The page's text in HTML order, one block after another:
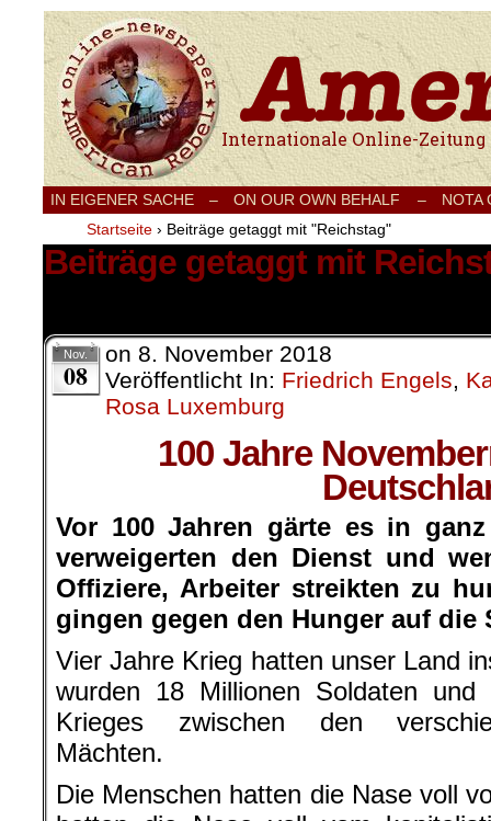
Internationale Onlinezeitung für Frieden,
IN EIGENER SACHE – ON OUR OWN BEHALF –
NOTA
Startseite › Beiträge getaggt mit "Reichstag"
Beiträge getaggt mit
Nov.
08
on 8. November 2018
Veröffentlicht In: Friedrich Engels,
Rosa Luxemburg
100 Jahre
Vor 100 Jahren gärte es in
verweigerten den Dienst und
Offiziere, Arbeiter streikten zu
gingen gegen den Hunger auf die
Vier Jahre Krieg hatten unser Land
wurden 18 Millionen Soldaten und
Krieges zwischen den
Mächten.
Die Menschen hatten die Nase voll